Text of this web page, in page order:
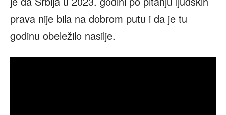
prava nije bila na dobrom putu i da je tu
godinu obeležilo nasilje.